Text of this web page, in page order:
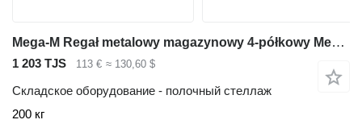
Mega-M Regał metalowy magazynowy 4-półkowy Mega-M FORTIS LIGHT H-200 cm
1 203 TJS 113 € ≈ 130,60 $
Складское оборудование - полочный стеллаж
200 кг